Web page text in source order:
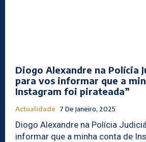
Diogo Alexandre na Polícia
para vos informar que a
Instagram foi pirateada”
Actualidade 7 De Janeiro, 2025
Diogo Alexandre na Polícia
informar que a minha conta de